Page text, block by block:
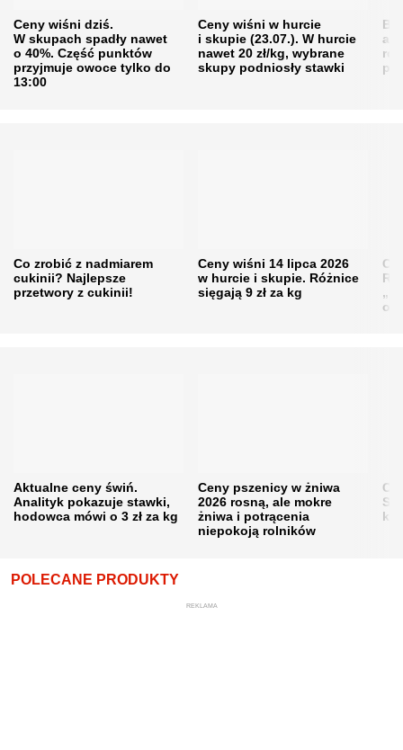
Ceny wiśni dziś.
W skupach spadły nawet
o 40%. Część punktów
przyjmuje owoce tylko do
13:00
Ceny wiśni w hurcie
i skupie (23.07.). W hurcie
nawet 20 zł/kg, wybrane
skupy podniosły stawki
Co zrobić z nadmiarem
cukinii? Najlepsze
przetwory z cukinii!
Ceny wiśni 14 lipca 2026
w hurcie i skupie. Różnice
sięgają 9 zł za kg
Aktualne ceny świń.
Analityk pokazuje stawki,
hodowca mówi o 3 zł za kg
Ceny pszenicy w żniwa
2026 rosną, ale mokre
żniwa i potrącenia
niepokoją rolników
POLECANE PRODUKTY
REKLAMA